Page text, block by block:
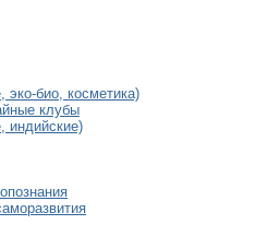
эко-био, косметика)
клубы
индийские)